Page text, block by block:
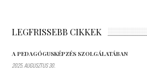
LEGFRISSEBB CIKKEK
A PEDAGÓGUSKÉPZÉS SZOLGÁLATÁBAN
2025. AUGUSZTUS 30.